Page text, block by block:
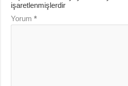
işaretlenmişlerdir
Yorum*